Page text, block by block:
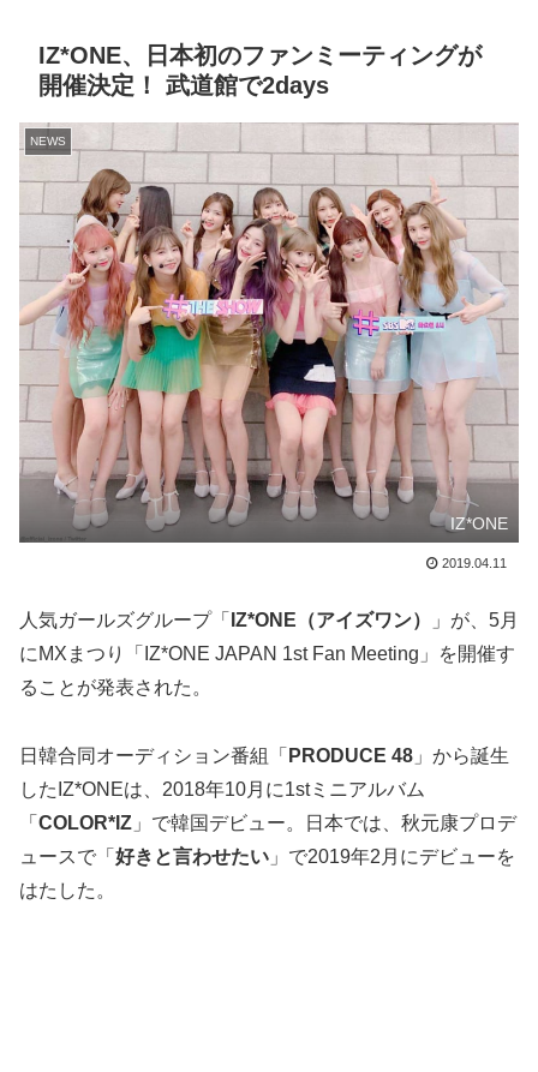
IZ*ONE、日本初のファンミーティングが
開催決定！ 武道館で2days
NEWS
IZ*ONE
2019.04.11
人気ガールズグループ「 IZ*ONE（アイズワン）
」が、5月
にMXまつり「IZ*ONE JAPAN 1st Fan Meeting」を開催す
ることが発表された。
日韓合同オーディション番組「 PRODUCE 48 」から誕生
したIZ*ONEは、2018年10月に1stミニアルバム
「 COLOR*IZ 」で韓国デビュー。日本では、秋元康プロデ
ュースで「 好きと言わせたい 」で2019年2月にデビューを
はたした。